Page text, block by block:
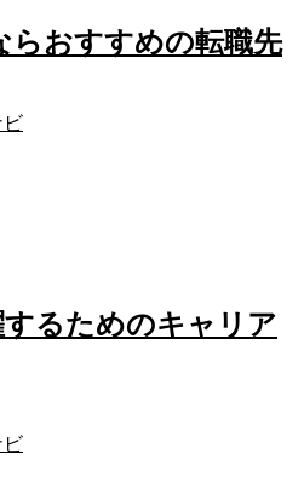
らおすすめの転職先
ビ
るためのキャリア
ビ